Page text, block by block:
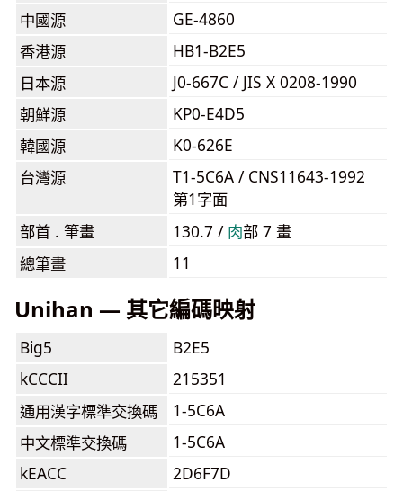
中國源
GE-4860
香港源
HB1-B2E5
日本源
J0-667C / JIS X 0208-1990
朝鮮源
KP0-E4D5
韓國源
K0-626E
台灣源
T1-5C6A / CNS11643-1992
第1字面
部首 . 筆畫
130.7 / ⾁部 7 畫
總筆畫
11
Unihan — 其它編碼映射
Big5
B2E5
kCCCII
215351
通用漢字標準交換碼
1-5C6A
中文標準交換碼
1-5C6A
kEACC
2D6F7D